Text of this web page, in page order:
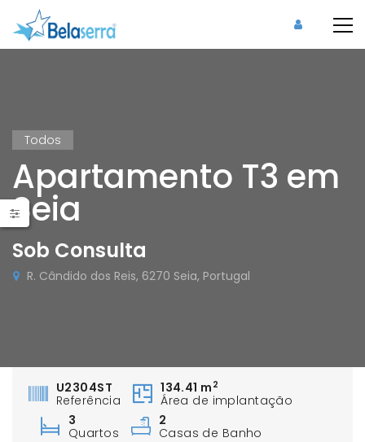
Todos
Apartamento T3 em
Seia
Sob Consulta
R. Cândido dos Reis, 6270 Seia, Portugal
U2304ST
Referência
134.41 m 2
Área de implantação
3
Quartos
2
Casas de Banho